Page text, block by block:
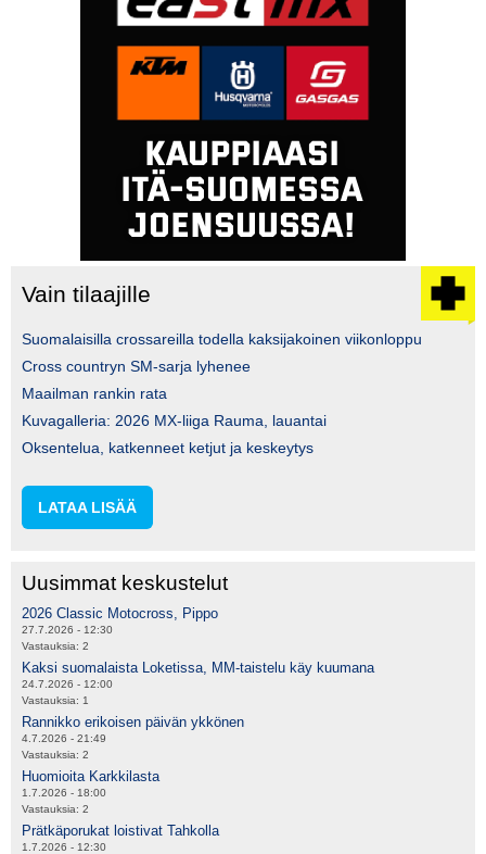
Vain tilaajille
Suomalaisilla crossareilla todella kaksijakoinen viikonloppu
Cross countryn SM-sarja lyhenee
Maailman rankin rata
Kuvagalleria: 2026 MX-liiga Rauma, lauantai
Oksentelua, katkenneet ketjut ja keskeytys
LATAA LISÄÄ
Uusimmat keskustelut
2026 Classic Motocross, Pippo
27.7.2026 - 12:30
Vastauksia: 2
Kaksi suomalaista Loketissa, MM-taistelu käy kuumana
24.7.2026 - 12:00
Vastauksia: 1
Rannikko erikoisen päivän ykkönen
4.7.2026 - 21:49
Vastauksia: 2
Huomioita Karkkilasta
1.7.2026 - 18:00
Vastauksia: 2
Prätkäporukat loistivat Tahkolla
1.7.2026 - 12:30